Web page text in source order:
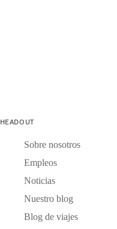
HEADOUT
Sobre nosotros
Empleos
Noticias
Nuestro blog
Blog de viajes